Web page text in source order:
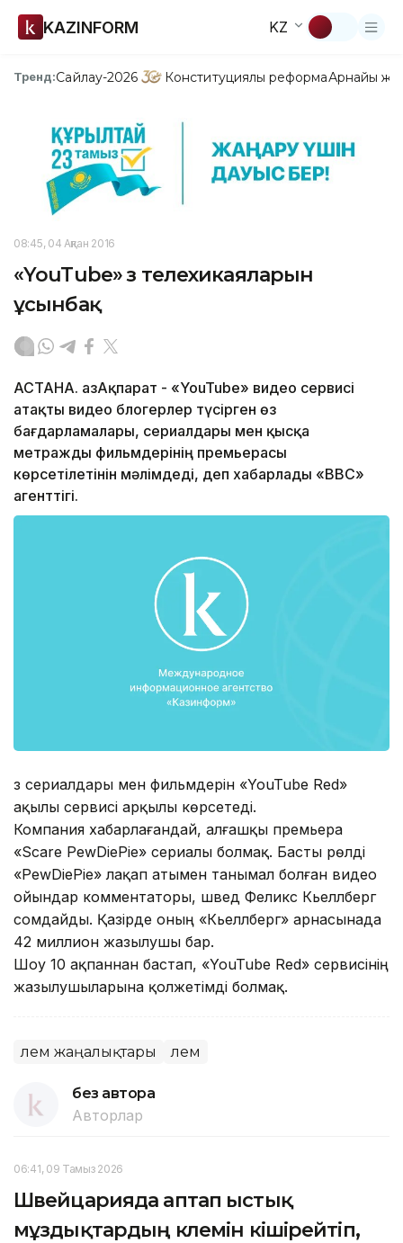
KAZINFORM KZ
Тренд:Сайлау-2026 Конституциялық реформаАрнайы
08:45, 04 Ақпан 2016
«YouTube» өз телехикаяларын
ұсынбақ
АСТАНА. ҚазАқпарат - «YouTube» видео сервисі
атақты видео блогерлер түсірген өз
бағдарламалары, сериалдары мен қысқа
метражды фильмдерінің премьерасы
көрсетілетінін мәлімдеді, деп хабарлады «ВВС»
агенттігі.
Өз сериалдары мен фильмдерін «YouTube Red»
ақылы сервисі арқылы көрсетеді.
Компания хабарлағандай, алғашқы премьера
«Scare PewDiePie» сериалы болмақ. Басты рөлді
«PewDiePie» лақап атымен танымал болған видео
ойындар комментаторы, швед Феликс Кьеллберг
сомдайды. Қазірде оның «Кьеллберг» арнасынада
42 миллион жазылушы бар.
Шоу 10 ақпаннан бастап, «YouTube Red» сервисінің
жазылушыларына қолжетімді болмақ.
Әлем жаңалықтары Әлем
без автора
Авторлар
06:41, 09 Тамыз 2026
Швейцарияда аптап ыстық
мұздықтардың көлемін кішірейтіп,